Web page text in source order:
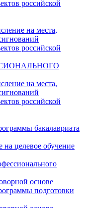
российской
на места,
российской
на места,
российской
бакалавриата
целевое обучение
основе
подготовки